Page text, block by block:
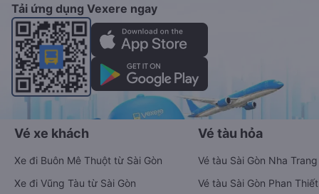
Tải ứng dụng Vexere ngay
Vé xe khách
Xe đi Buôn Mê Thuột từ Sài Gòn
Xe đi Vũng Tàu từ Sài Gòn
Vé tàu hỏa
Vé tàu Sài Gòn Nha Trang
Vé tàu Sài Gòn Phan Thiết